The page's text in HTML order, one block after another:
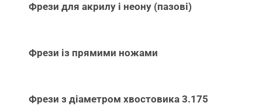
Фрези для акрилу і неону (пазові)
Фрези із прямими ножами
Фрези з діаметром хвостовика 3.175